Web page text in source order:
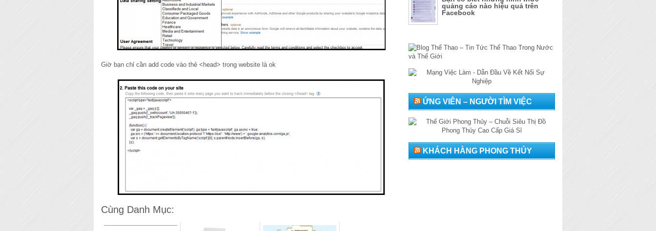
Giờ bạn chỉ cần add code vào thẻ <head> trong website là ok
Cùng Danh Mục:
quảng cáo nào hiệu quả trên
Facebook
ỨNG VIÊN – NGƯỜI TÌM VIỆC
KHÁCH HÀNG PHONG THỦY